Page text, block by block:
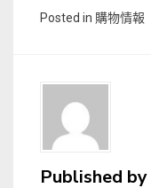
Posted in 購物情報
Published by